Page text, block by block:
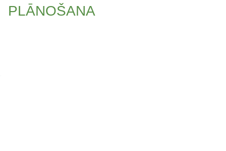
PLĀNOŠANA